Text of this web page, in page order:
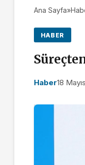
Ana Sayfa»
HABER
Haber18